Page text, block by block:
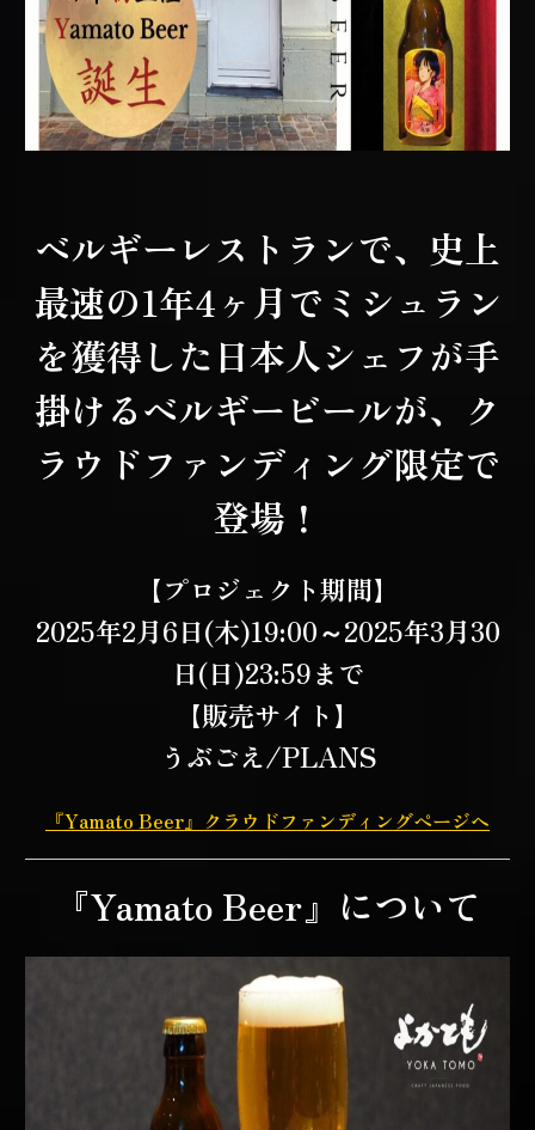
ベルギーレストランで、史上
最速の1年4ヶ月でミシュラン
を獲得した日本人シェフが手
掛けるベルギービールが、ク
ラウドファンディング限定で
登場！
【プロジェクト期間】
2025年2月6日(木)19:00～2025年3月30
日(日)23:59まで
【販売サイト】
うぶごえ/PLANS
『Yamato Beer』クラウドファンディングページへ
『Yamato Beer』について